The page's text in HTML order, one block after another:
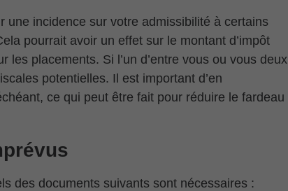
une incidence sur votre admissibilité à certains
pourrait avoir un effet sur le montant d’impôt
placements. Si l’un d’entre vous ou vous deux
potentielles. Il est important d’en
ce qui peut être fait pour réduire le fardeau
des documents suivants sont nécessaires :